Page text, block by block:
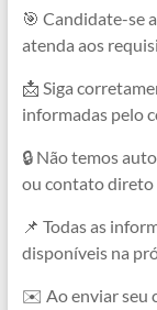
🎯 Candidate-se
atenda aos
📩 Siga
informadas pelo
🔒 Não temos
ou contato direto
📌 Todas as
disponíveis na
✉️ Ao enviar seu